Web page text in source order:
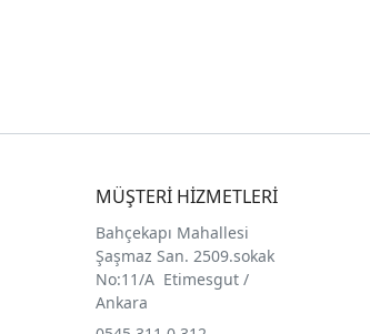
MÜŞTERİ HİZMETLERİ
Bahçekapı Mahallesi
Şaşmaz San. 2509.sokak
No:11/A Etimesgut /
Ankara